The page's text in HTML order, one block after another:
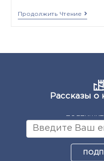
Продолжить Чтение
Рассказы о